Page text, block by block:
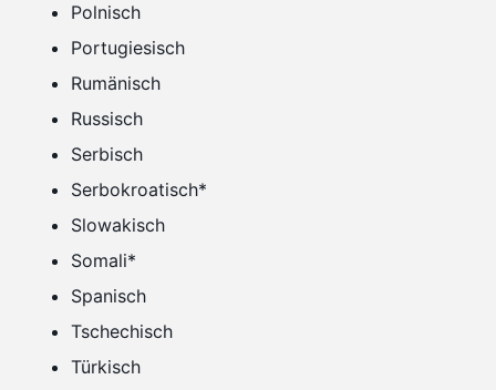
Polnisch
Portugiesisch
Rumänisch
Russisch
Serbisch
Serbokroatisch*
Slowakisch
Somali*
Spanisch
Tschechisch
Türkisch